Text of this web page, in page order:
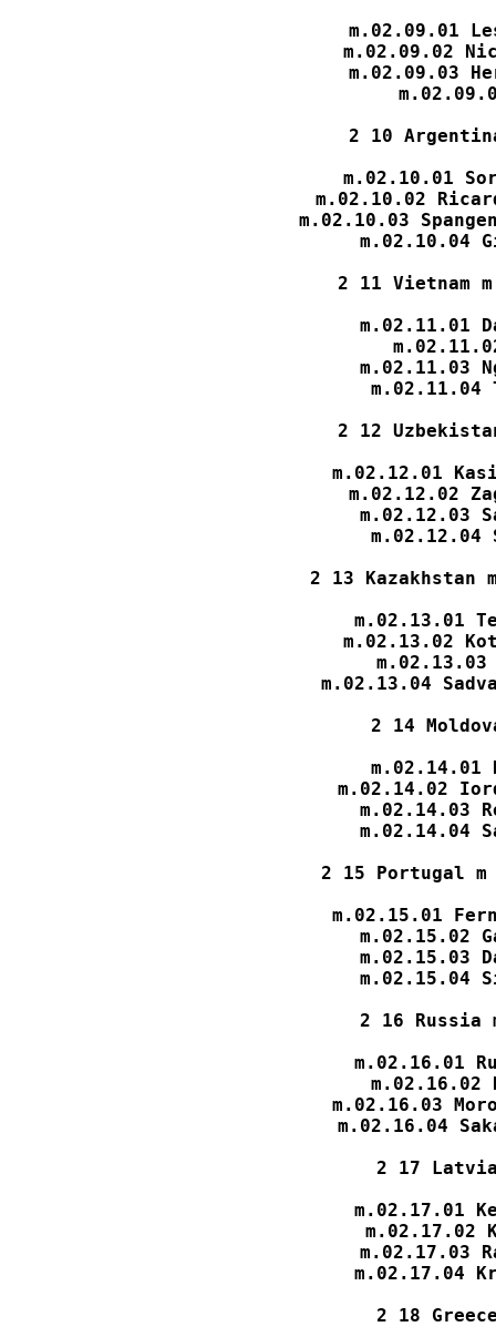
m.02.09.01
m.02.09.02
m.02.09.03
2 10
m.02.10.01
m.02.10.02
m.02.10.03
m.02.10.04
2 11 Vietnam
m.02.11.01
m.02.11.03
m.02.11.04
2 12
m.02.12.01
m.02.12.02
m.02.12.03
2 13
m.02.13.01
m.02.13.02
m.02.13.04
2 14
m.02.14.02
m.02.14.03
m.02.14.04
2 15 Portugal
m.02.15.01
m.02.15.02
m.02.15.03
m.02.15.04
2 16
m.02.16.01
m.02.16.03
m.02.16.04
2 17
m.02.17.01
m.02.17.02
m.02.17.03
m.02.17.04
2 18